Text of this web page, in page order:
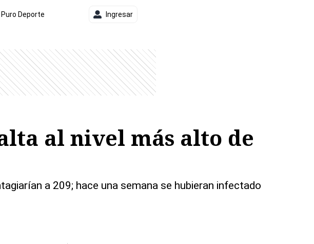
Puro Deporte Ingresar
al nivel más alto de
a 209; hace una semana se hubieran infectado